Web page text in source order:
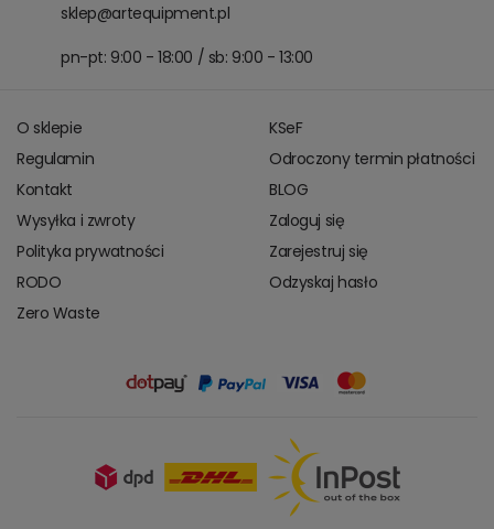
sklep@artequipment.pl
pn-pt: 9:00 - 18:00 / sb: 9:00 - 13:00
O sklepie
Regulamin
Kontakt
Wysyłka i zwroty
Polityka prywatności
RODO
Zero Waste
KSeF
Odroczony termin płatności
BLOG
Zaloguj się
Zarejestruj się
Odzyskaj hasło